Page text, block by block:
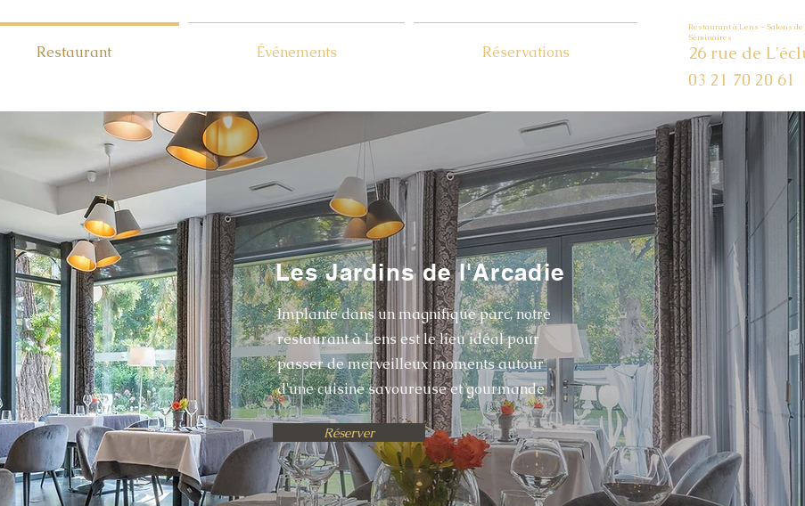
Restaurant Événements Réservations
Restaurant à Lens - Salons
Séminaires
26 rue de
03 21 70 20 61
Les Jardins de l'Arcadie
Implanté dans un magnifique parc, notre
restaurant à Lensest le lieu idéal pour
passer de merveilleux moments autour
d'une cuisine savoureuse et gourmande
Réserver